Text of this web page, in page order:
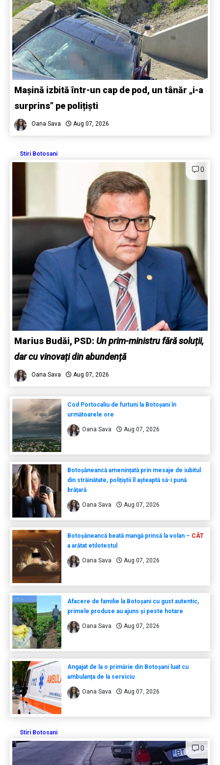
Mașină izbită într-un cap de pod, un tânăr „i-a
surprins” pe polițiști
Oana Sava Aug 07, 2026
Stiri Botosani
0
Marius Budăi, PSD: Un prim-ministru fără soluții,
dar cu vinovați din abundență
Oana Sava Aug 07, 2026
Cod Portocaliu de furtuni la Botoșani în
următoarele ore
Oana Sava Aug 07, 2026
Botoșăneancă amenințată prin mesaje de iubitul
din străinătate, polițiștii îl așteaptă să-i pună
brățară
Oana Sava Aug 07, 2026
Botoșăneancă beată mangă prinsă la volan – CÂT
a arătat etilotestul
Oana Sava Aug 07, 2026
Afacere de familie la Botoșani cu gust autentic,
primele produse au ajuns și peste hotare
Oana Sava Aug 07, 2026
Angajat de la o primărie din Botoșani luat cu
ambulanța de la serviciu
Oana Sava Aug 07, 2026
Stiri Botosani
0